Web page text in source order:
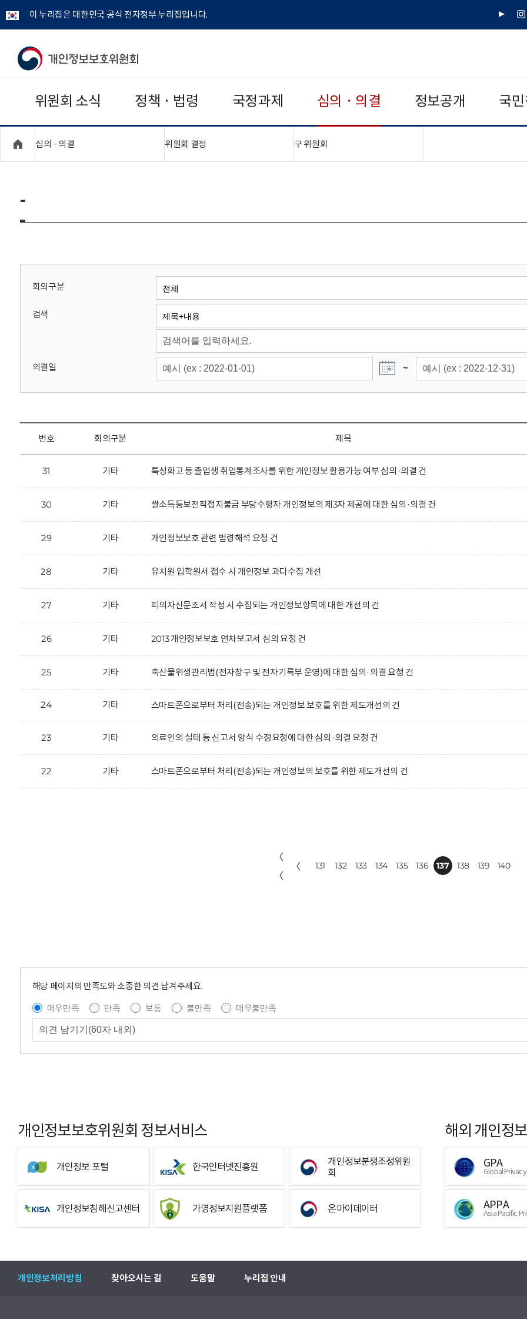
이 누리집은 대한민국 공식 전자정부 누리집입니다.
유
인
개
보
보
위
회
위원회 소식 정책 · 법령 국정과제 심의 · 의결 정보공개 국
심의 · 의결 위원회 결정 구 위원회
-
회의구분
검색
의결일 ~
번호 회의구분 제목
31 기타 특성화고 등 졸업생 취업통계조사를 위한 개인정보 활용가능 여부 심의·의결 건
30 기타 쌀소득등보전직접지불금 부당수령자 개인정보의 제3자 제공에 대한 심의·의결 건
29 기타 개인정보보호 관련 법령해석 요청 건
28 기타 유치원 입학원서 접수 시 개인정보 과다수집 개선
27 기타 피의자신문조서 작성 시 수집되는 개인정보항목에 대한 개선의 건
26 기타 2013 개인정보보호 연차보고서 심의 요청 건
25 기타 축산물위생관리법(전자창구 및 전자기록부 운영)에 대한 심의·의결 요청 건
24 기타 스마트폰으로부터 처리(전송)되는 개인정보 보호를 위한 제도개선의 건
23 기타 의료인의 실태 등 신고서 양식 수정요청에 대한 심의·의결 요청 건
22 기타 스마트폰으로부터 처리(전송)되는 개인정보의 보호를 위한 제도개선의 건
〈
〈
〈 131 132 133 134 135 136 137 138 139 140
해당 페이지의 만족도와 소중한 의견 남겨주세요.
매우만족
만족 보통 불만족 매우불만족
개인정보보호위원회 정보서비스
개인정보 포털 한국인터넷진흥원
개인정보분쟁조정위원
회
개인정보침해신고센터 가명정보지원플랫폼 온마이데이터
해외 개인정
GPA
Global
APPA
Asia Pacific
개인정보처리방침 찾아오시는 길 도움말 누리집 안내